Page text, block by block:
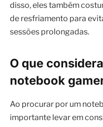
disso, eles também
de resfriamento para
sessões prolongadas.
O que
notebook
Ao procurar por um
importante levar em